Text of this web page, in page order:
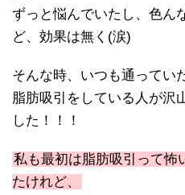
ずっと悩んでいたし、色ん
ど、効果は無く(涙)
そんな時、いつも通ってい
脂肪吸引をしている人が沢
した！！！
私も最初は脂肪吸引って怖
たけれど、